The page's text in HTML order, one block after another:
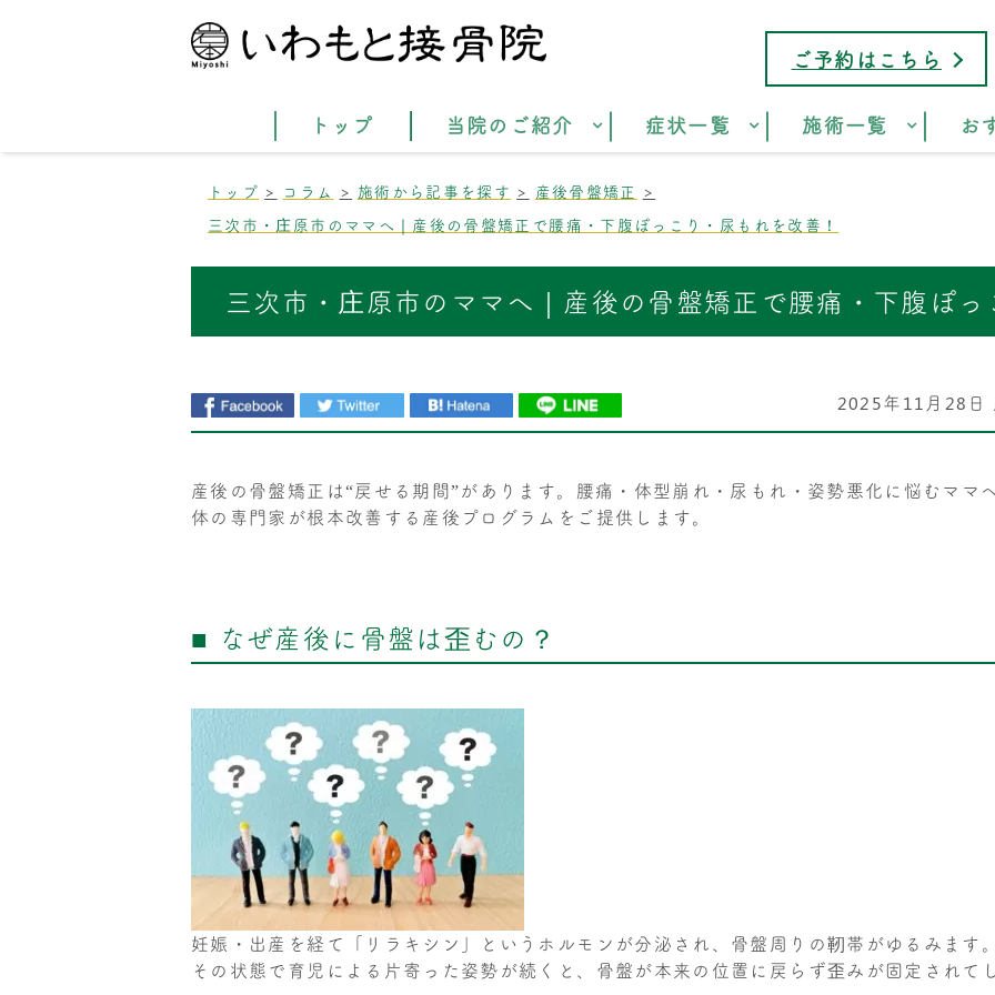
ご予約はこちら
トップ 当院のご紹介 症状一覧 施術一覧 お
トップ コラム 施術から記事を探す
産後骨盤矯正
三次市・庄原市のママへ｜産後の骨盤矯正で腰痛・下腹ぽっこり・尿もれを改善！
三次市・庄原市のママへ｜産後の骨盤矯正で腰痛・下腹ぽっ
2025年11月28日
産後の骨盤矯正は“戻せる期間”があります。腰痛・体型崩れ・尿もれ・姿勢悪化に悩むママ
体の専門家が根本改善する産後プログラムをご提供します。
■ なぜ産後に骨盤は歪むの？
妊娠・出産を経て「リラキシン」というホルモンが分泌され、骨盤周りの靭帯がゆるみます。
その状態で育児による片寄った姿勢が続くと、骨盤が本来の位置に戻らず歪みが固定されて